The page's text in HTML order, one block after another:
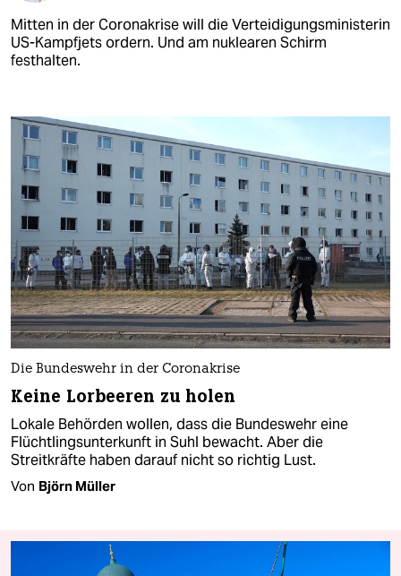
Mitten in der Coronakrise will die Verteidigungsministerin
US-Kampfjets ordern. Und am nuklearen Schirm
festhalten.
Die Bundeswehr in der Coronakrise
Keine Lorbeeren zu holen
Lokale Behörden wollen, dass die Bundeswehr eine
Flüchtlingsunterkunft in Suhl bewacht. Aber die
Streitkräfte haben darauf nicht so richtig Lust.
Von Björn Müller